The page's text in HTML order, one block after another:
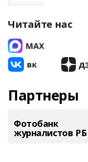
Читайте нас
Партнеры
Фотобанк
журналистов РБ